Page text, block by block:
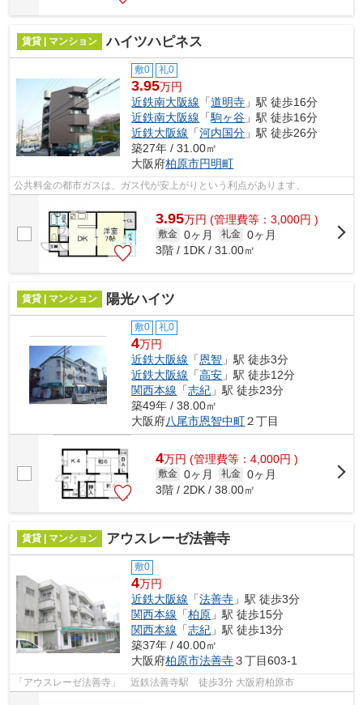
賃貸 | マンション ハイツハピネス
敷0 礼0
3.95万円
近鉄南大阪線 「道明寺 」駅 徒歩16分
近鉄南大阪線 「駒ヶ谷 」駅 徒歩16分
近鉄大阪線 「河内国分 」駅 徒歩26分
築27年 / 31.00㎡
大阪府柏原市円明町
公共料金の都市ガスは、ガス代が安上がりという利点があります、
3.95万円 (管理費等：3,000円 )
敷金 0ヶ月 礼金 0ヶ月
3階 / 1DK / 31.00㎡
賃貸 | マンション 陽光ハイツ
敷0 礼0
4万円
近鉄大阪線 「恩智 」駅 徒歩3分
近鉄大阪線 「高安 」駅 徒歩12分
関西本線 「志紀 」駅 徒歩23分
築49年 / 38.00㎡
大阪府八尾市恩智中町２丁目
4万円 (管理費等：4,000円 )
敷金 0ヶ月 礼金 0ヶ月
3階 / 2DK / 38.00㎡
賃貸 | マンション アウスレーゼ法善寺
敷0
4万円
近鉄大阪線 「法善寺 」駅 徒歩3分
関西本線 「柏原 」駅 徒歩15分
関西本線 「志紀 」駅 徒歩13分
築37年 / 40.00㎡
大阪府柏原市法善寺３丁目603-1
「アウスレーゼ法善寺」 近鉄法善寺駅 徒歩3分 大阪府柏原市